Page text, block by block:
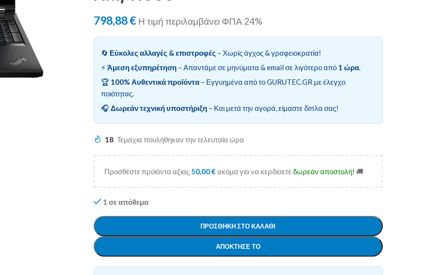
798,88€ Η τιμή περιλαμβάνει ΦΠΑ 24%
🔄 Εύκολες αλλαγές & επιστροφές – Χωρίς άγχος & γραφειοκρατία!
⚡ Άμεση εξυπηρέτηση– Απαντάμε σε μηνύματα & email σε λιγότερο από 1 ώρα.
🏆 100% Αυθεντικά προϊόντα– Εγγυημένα από το GURUTEC.GR με έλεγχο
ποιότητας.
🎧 Δωρεάν τεχνική υποστήριξη– Και μετά την αγορά, είμαστε δίπλα σας!
18 Τεμάχια πουλήθηκαν την τελευταία ώρα
Προσθέστε προϊόντα αξίας50,00€ ακόμα για να κερδίσετε δωρεάν αποστολή! 🚚
1 σε απόθεμα
ΠΡΟΣΘΉΚΗ ΣΤΟ ΚΑΛΆΘΙ
ΑΠΌΚΤΗΣΕ ΤΟ